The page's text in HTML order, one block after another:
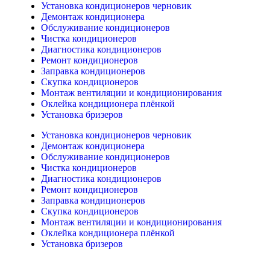
Установка кондиционеров черновик
Демонтаж кондиционера
Обслуживание кондиционеров
Чистка кондиционеров
Диагностика кондиционеров
Ремонт кондиционеров
Заправка кондиционеров
Скупка кондиционеров
Монтаж вентиляции и кондиционирования
Оклейка кондиционера плёнкой
Установка бризеров
Установка кондиционеров черновик
Демонтаж кондиционера
Обслуживание кондиционеров
Чистка кондиционеров
Диагностика кондиционеров
Ремонт кондиционеров
Заправка кондиционеров
Скупка кондиционеров
Монтаж вентиляции и кондиционирования
Оклейка кондиционера плёнкой
Установка бризеров